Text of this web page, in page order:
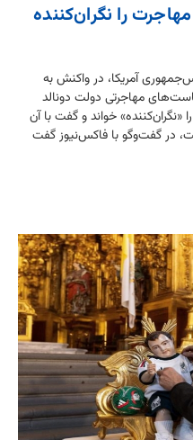
را نگران‌کننده
آمریکا، در واکنش به
مهاجرتی دولت دونالد
«نگران‌کننده» خواند و گفت با آن
در گفت‌وگو با فاکس‌نیوز گفت